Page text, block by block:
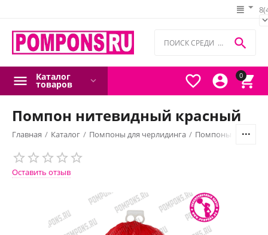
0




Каталог
товаров
Помпон нитевидный красный
Главная / Каталог / Помпоны для черлидинга / Помпоны
Оставить отзыв